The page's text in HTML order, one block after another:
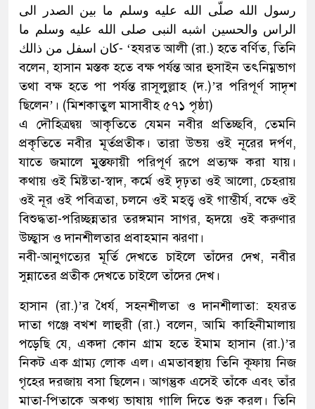
رسول الله صلّى الله عليه وسلم ما بين الصدر الى
الراس والحسين اشبه النبى صلى الله عليه وسلم ما
كان اسفل من ذالك- ‘হযরত আলী (রা.) হতে বর্ণিত, তিনি
বলেন, হাসান মস্তক হতে বক্ষ পর্যন্ত আর হুসাইন তৎনিম্নভাগ
তথা বক্ষ হতে পা পর্যন্ত রাসূলুল্লাহ (দ.)’র পরিপূর্ণ সাদৃশ
ছিলেন’। (মিশকাতুল মাসাবীহ ৫৭১ পৃষ্ঠা)
এ দৌহিত্রদ্বয় আকৃতিতে যেমন নবীর প্রতিচ্ছবি, তেমনি
প্রকৃতিতে নবীর মূর্তপ্রতীক। তারা উভয় ওই নূরের দর্পণ,
যাতে জমালে মুস্তফায়ী পরিপূর্ণ রূপে প্রত্যক্ষ করা যায়।
কথায় ওই মিষ্টতা-স্বাদ, কর্মে ওই দৃঢ়তা ওই আলো, চেহরায়
ওই নূর ওই পবিত্রতা, চলনে ওই মহত্ত্ব ওই গাম্ভীর্য, বক্ষে ওই
বিশুদ্ধতা-পরিচ্ছন্নতার তরঙ্গমান সাগর, হৃদয়ে ওই করুণার
উচ্ছ্বাস ও দানশীলতার প্রবাহমান ঝরণা।
নবী-আনুগত্যের মূর্তি দেখতে চাইলে তাঁদের দেখ, নবীর
সুন্নাতের প্রতীক দেখতে চাইলে তাঁদের দেখ।
হাসান (রা.)’র ধৈর্য, সহনশীলতা ও দানশীলাতা: হযরত
দাতা গঞ্জে বখ্শ লাহুরী (রা.) বলেন, আমি কাহিনীমালায়
পড়েছি যে, একদা কোন গ্রাম হতে ইমাম হাসান (রা.)’র
নিকট এক গ্রাম্য লোক এল। এমতাবস্থায় তিনি কূফায় নিজ
গৃহের দরজায় বসা ছিলেন। আগন্তুক এসেই তাঁকে এবং তাঁর
মাতা-পিতাকে অকথ্য ভাষায় গালি দিতে শুরু করল। তিনি